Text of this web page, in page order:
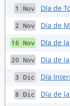
1 Nov Día de
2 Nov Día de
16 Nov Día de
20 Nov Día de
3 Dic Día
8 Dic Día de